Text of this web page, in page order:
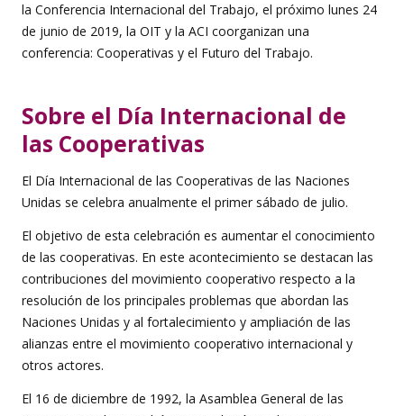
la Conferencia Internacional del Trabajo, el próximo lunes 24
de junio de 2019, la OIT y la ACI coorganizan una
conferencia: Cooperativas y el Futuro del Trabajo.
Sobre el Día Internacional de
las Cooperativas
El Día Internacional de las Cooperativas de las Naciones
Unidas se celebra anualmente el primer sábado de julio.
El objetivo de esta celebración es aumentar el conocimiento
de las cooperativas. En este acontecimiento se destacan las
contribuciones del movimiento cooperativo respecto a la
resolución de los principales problemas que abordan las
Naciones Unidas y al fortalecimiento y ampliación de las
alianzas entre el movimiento cooperativo internacional y
otros actores.
El 16 de diciembre de 1992, la Asamblea General de las